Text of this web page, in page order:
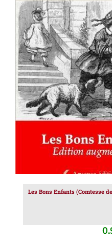
AJOUTER AU PANIER
Les Bons Enfants (Comtesse